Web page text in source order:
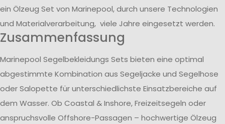
ein Ölzeug Set von Marinepool, durch unsere Technologien
und Materialverarbeitung, viele Jahre eingesetzt werden.
Zusammenfassung
Marinepool Segelbekleidungs Sets bieten eine optimal
abgestimmte Kombination aus Segeljacke und Segelhose
oder Salopette für unterschiedlichste Einsatzbereiche auf
dem Wasser. Ob Coastal & Inshore, Freizeitsegeln oder
anspruchsvolle Offshore-Passagen – hochwertige Ölzeug